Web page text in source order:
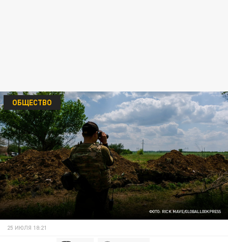
ФОТО: RICK MAVE/GLOBALLOOKPRESS
ОБЩЕСТВО
25 ИЮЛЯ 18:21